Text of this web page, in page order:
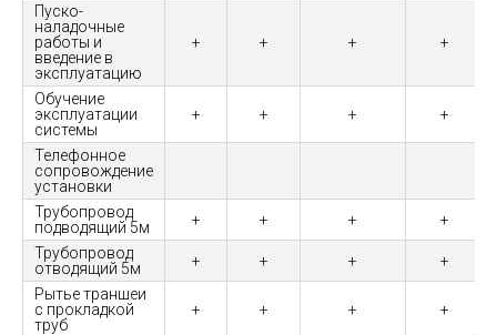
Пуско-
наладочные
работы и
введение в
эксплуатацию
+ + + +
Обучение
эксплуатации
системы
+ + + +
Телефонное
сопровождение
установки
Трубопровод
подводящий 5м
+ + +
+
Трубопровод
отводящий 5м
+ + +
+
Рытье траншеи
с прокладкой
труб
+ + + +